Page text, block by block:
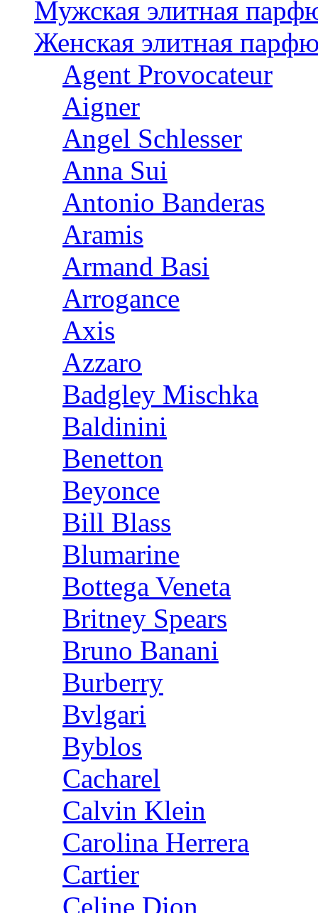
Мужская элитная
Женская элитная
Agent Provocateur
Aigner
Angel Schlesser
Anna Sui
Antonio Banderas
Aramis
Armand Basi
Arrogance
Axis
Azzaro
Badgley Mischka
Baldinini
Benetton
Beyonce
Bill Blass
Blumarine
Bottega Veneta
Britney Spears
Bruno Banani
Burberry
Bvlgari
Byblos
Cacharel
Calvin Klein
Carolina Herrera
Cartier
Celine Dion